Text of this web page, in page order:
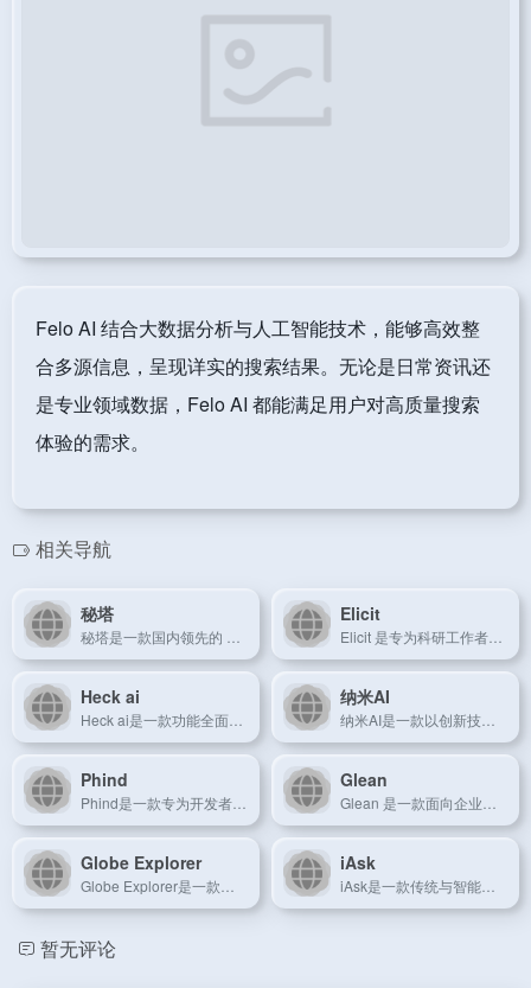
Felo AI 结合大数据分析与人工智能技术，能够高效整
合多源信息，呈现详实的搜索结果。无论是日常资讯还
是专业领域数据，Felo AI 都能满足用户对高质量搜索
体验的需求。
相关导航
秘塔 Elicit
Heck ai 纳米AI
Phind Glean
Globe Explorer iAsk
暂无评论